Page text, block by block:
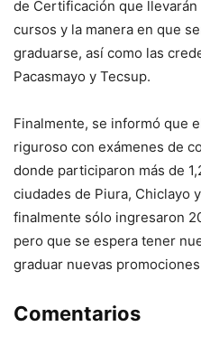
de Certificación que
cursos y la manera en que
graduarse, así como las
Pacasmayo y Tecsup.
Finalmente, se informó que
riguroso con exámenes de
donde participaron más de
ciudades de Piura, Chiclayo
finalmente sólo ingresaron
pero que se espera tener
graduar nuevas
Comentarios